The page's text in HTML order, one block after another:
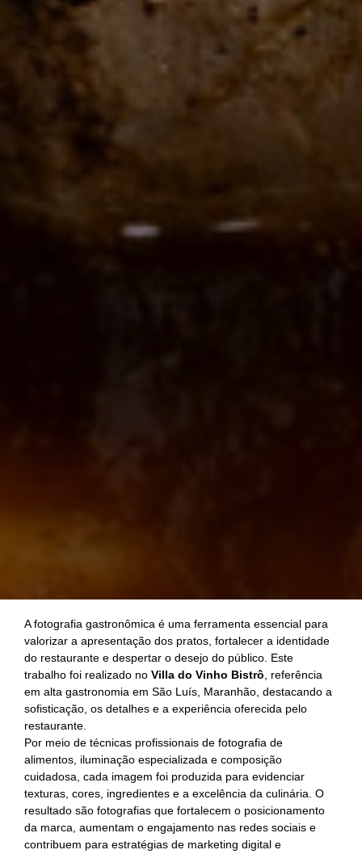
A fotografia gastronômica é uma ferramenta essencial para
valorizar a apresentação dos pratos, fortalecer a identidade
do restaurante e despertar o desejo do público. Este
trabalho foi realizado no Villa do Vinho Bistrô, referência
em alta gastronomia em São Luís, Maranhão, destacando a
sofisticação, os detalhes e a experiência oferecida pelo
restaurante.
Por meio de técnicas profissionais de fotografia de
alimentos, iluminação especializada e composição
cuidadosa, cada imagem foi produzida para evidenciar
texturas, cores, ingredientes e a excelência da culinária. O
resultado são fotografias que fortalecem o posicionamento
da marca, aumentam o engajamento nas redes sociais e
contribuem para estratégias de marketing digital e